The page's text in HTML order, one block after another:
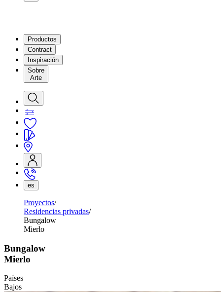
Productos
Contract
Inspiración
Sobre
Arte
es
Proyectos
Residencias privadas
Bungalow
Mierlo
Bungalow
Mierlo
Países
Bajos